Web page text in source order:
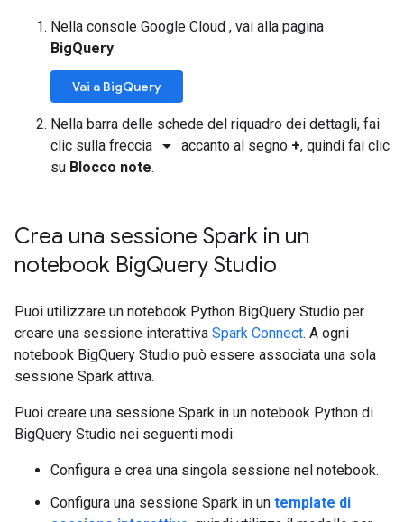
Nella console Google Cloud , vai alla pagina
BigQuery.
Vai a BigQuery
Nella barra delle schede del riquadro dei dettagli, fai
clic sulla freccia arrow_drop_down accanto al segno +, quindi fai clic
su Blocco note.
Crea una sessione Spark in un
notebook BigQuery Studio
Puoi utilizzare un notebook Python BigQuery Studio per
creare una sessione interattiva Spark Connect. A ogni
notebook BigQuery Studio può essere associata una sola
sessione Spark attiva.
Puoi creare una sessione Spark in un notebook Python di
BigQuery Studio nei seguenti modi:
Configura e crea una singola sessione nel notebook.
Configura una sessione Spark in un template di